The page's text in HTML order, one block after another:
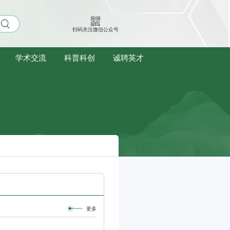
扫码关注微信公众号
学术交流 科普科创 诚聘英才
更多